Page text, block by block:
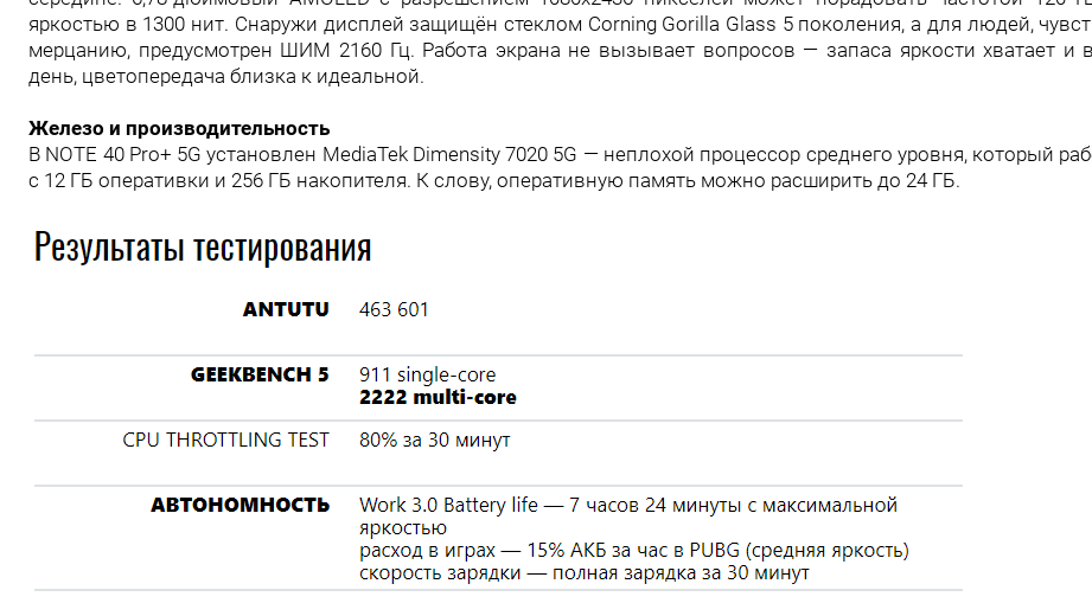
яркостью в 1300 нит. Снаружи дисплей защищён стеклом Corning Gorilla Glass 5 поколения, а для людей,
мерцанию, предусмотрен ШИМ 2160 Гц. Работа экрана не вызывает вопросов — запаса яркости хватает и
день, цветопередача близка к идеальной.
Железо и производительность
В NOTE 40 Pro+ 5G установлен MediaTek Dimensity 7020 5G — неплохой процессор среднего уровня, который
с 12 ГБ оперативки и 256 ГБ накопителя. К слову, оперативную память можно расширить до 24 ГБ.